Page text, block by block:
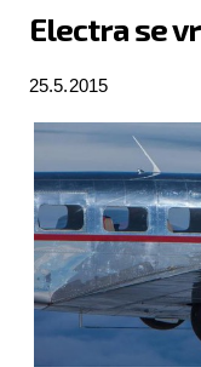
Electra se
25.5.2015